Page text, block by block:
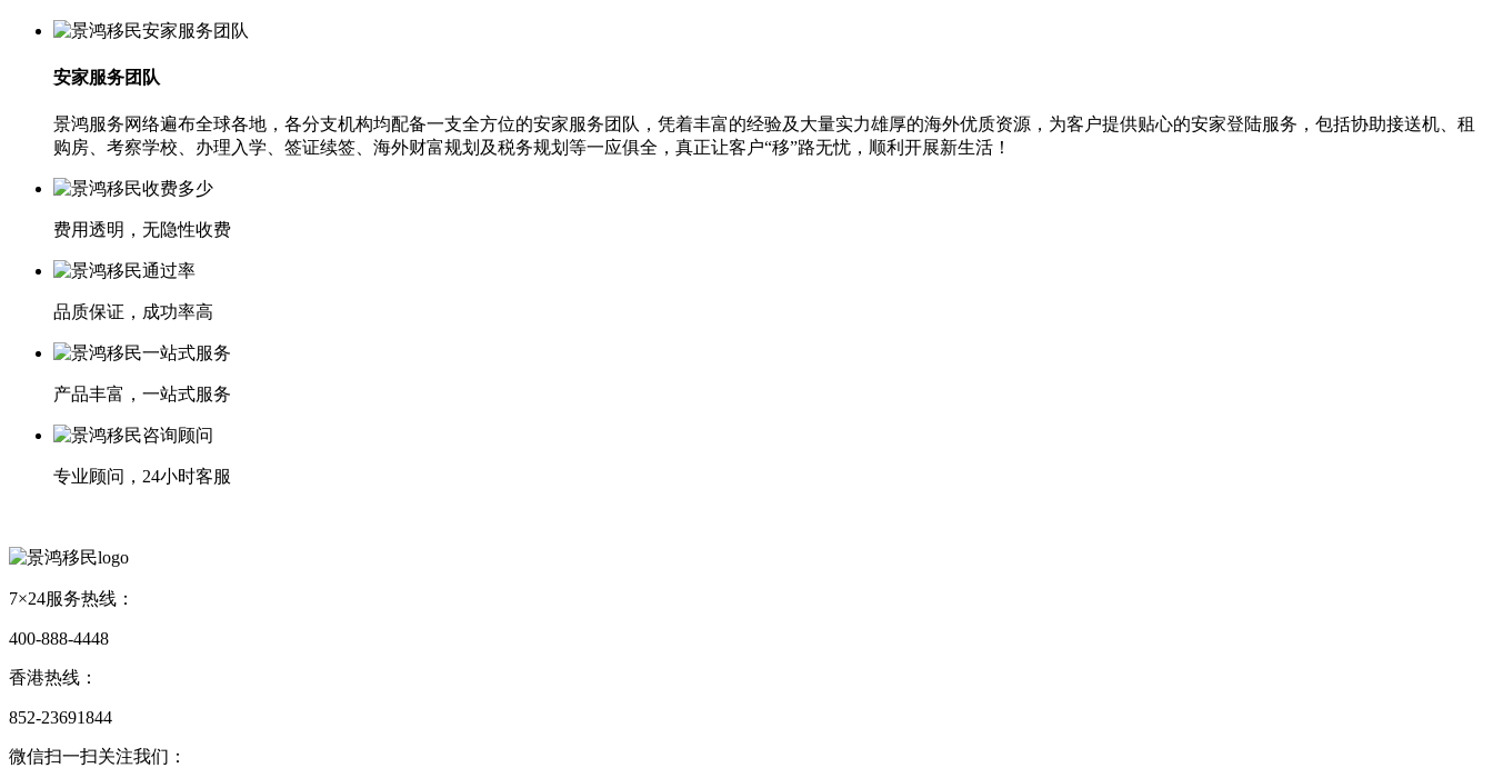
安家服务团队
景鸿服务网络遍布全球各地，各分支机构均配备一支全方位的安家服务团队，凭着丰富的经验及大量实力雄厚的海外优质资源，为客户提供贴心的安家登陆服务，包括协助接送机、租
购房、考察学校、办理入学、签证续签、海外财富规划及税务规划等一应俱全，真正让客户“移”路无忧，顺利开展新生活！
费用透明，无隐性收费
品质保证，成功率高
产品丰富，一站式服务
专业顾问，24小时客服
7×24服务热线：
400-888-4448
香港热线：
852-23691844
微信扫一扫关注我们：